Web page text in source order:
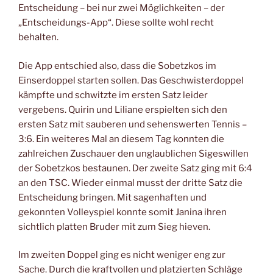
Entscheidung – bei nur zwei Möglichkeiten – der
„Entscheidungs-App“. Diese sollte wohl recht
behalten.
Die App entschied also, dass die Sobetzkos im
Einserdoppel starten sollen. Das Geschwisterdoppel
kämpfte und schwitzte im ersten Satz leider
vergebens. Quirin und Liliane erspielten sich den
ersten Satz mit sauberen und sehenswerten Tennis –
3:6. Ein weiteres Mal an diesem Tag konnten die
zahlreichen Zuschauer den unglaublichen Sigeswillen
der Sobetzkos bestaunen. Der zweite Satz ging mit 6:4
an den TSC. Wieder einmal musst der dritte Satz die
Entscheidung bringen. Mit sagenhaften und
gekonnten Volleyspiel konnte somit Janina ihren
sichtlich platten Bruder mit zum Sieg hieven.
Im zweiten Doppel ging es nicht weniger eng zur
Sache. Durch die kraftvollen und platzierten Schläge